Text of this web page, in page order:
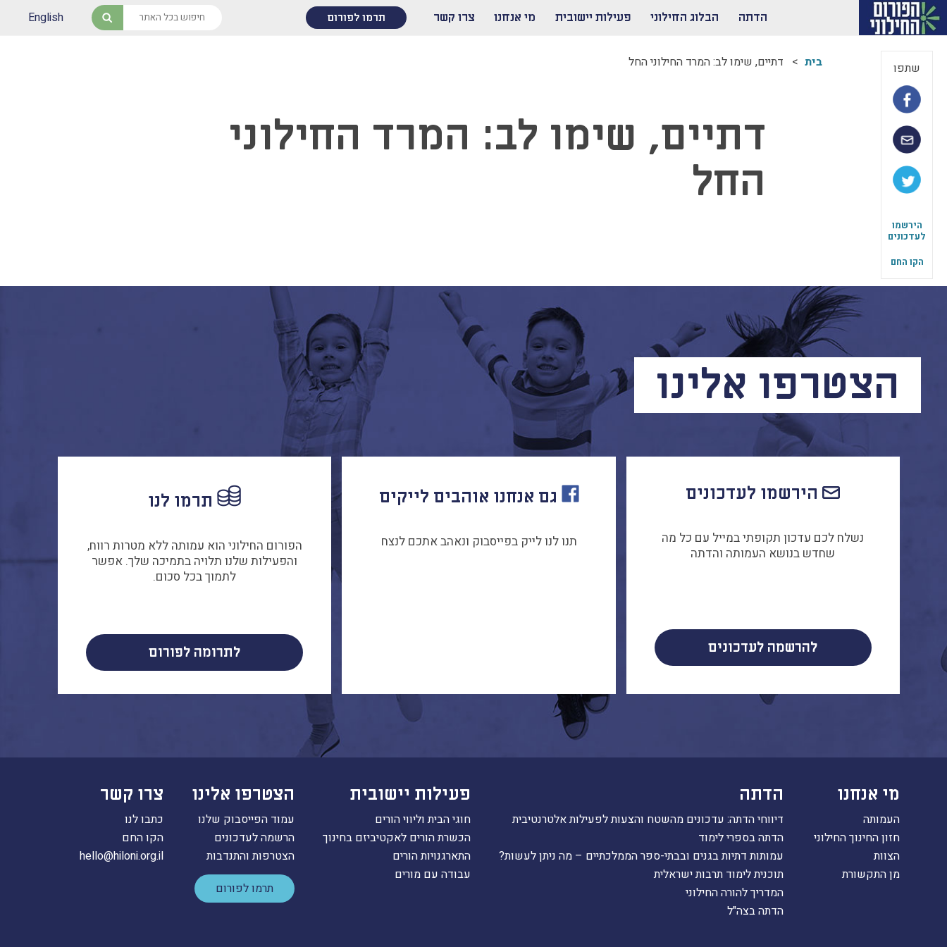
הדתה הבלוג החילוני פעילות יישובית מי אנחנו צרו קשר תרמו לפורום חיפוש English
שתפו
הירשמו
לעדכונים
הקו החם
בית דתיים, שימו לב: המרד החילוני החל
דתיים, שימו לב: המרד החילוני
החל
הצטרפו אלינו
הירשמו לעדכונים
נשלח לכם עדכון תקופתי במייל עם כל מה
שחדש בנושא העמותה והדתה
להרשמה לעדכונים
גם אנחנו אוהבים לייקים
תנו לנו לייק בפייסבוק ונאהב אתכם לנצח
תרמו לנו
הפורום החילוני הוא עמותה ללא מטרות רווח,
והפעילות שלנו תלויה בתמיכה שלך. אפשר
לתמוך בכל סכום.
לתרומה לפורום
מי אנחנו
העמותה
חזון החינוך החילוני
הצוות
מן התקשורת
הדתה
דיווחי הדתה: עדכונים מהשטח והצעות לפעילות אלטרנטיבית
הדתה בספרי לימוד
עמותות דתיות בגנים ובבתי-ספר הממלכתיים – מה ניתן לעשות?
תוכנית לימוד תרבות ישראלית
המדריך להורה החילוני
הדתה בצה"ל
פעילות יישובית
חוגי הבית וליווי הורים
הכשרת הורים לאקטיביזם בחינוך
התארגנויות הורים
עבודה עם מורים
הצטרפו אלינו
עמוד הפייסבוק שלנו
הרשמה לעדכונים
הצטרפות והתנדבות
תרמו לפורום
צרו קשר
כתבו לנו
הקו החם
hello@hiloni.org.il